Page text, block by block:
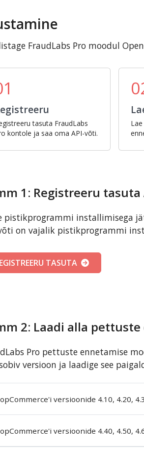
FraudLabs Pro moodul
tasuta FraudLabs
kontole ja saa oma API-võti.
1: Registreeru
pistikprogrammi installimisega
on vajalik pistikprogrammi
TASUTA
2: Laadi alla
Pro pettuste ennetamise
versioon ja laadige see
versioonide 4.10, 4.20,
versioonide 4.40, 4.50,